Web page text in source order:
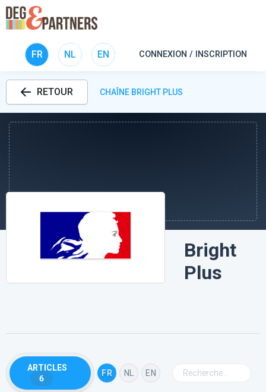
FR NL EN CONNEXION / INSCRIPTION
RETOUR CHAÎNE BRIGHT PLUS
Bright
Plus
ARTICLES
6
FR NL EN